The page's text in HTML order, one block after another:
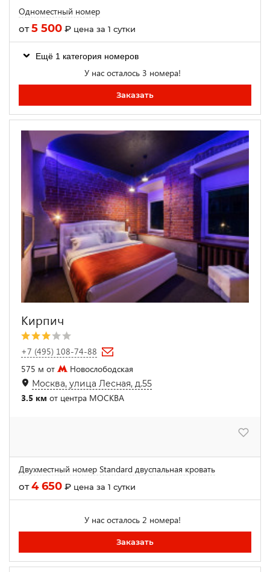
Одноместный номер
от5 500 ₽ цена за 1 сутки
Ещё 1 категория номеров
У нас осталось 3 номера!
Заказать
Кирпич
+7 (495) 108-74-88
575 м от
Новослободская
Москва, улица Лесная, д.55
3.5 км от центра МОСКВА
Двухместный номер Standard двуспальная кровать
от4 650 ₽ цена за 1 сутки
У нас осталось 2 номера!
Заказать